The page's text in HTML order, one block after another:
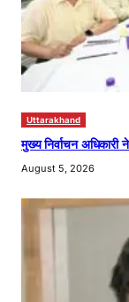
Uttarakhand
मुख्य निर्वाचन
August 5, 2026